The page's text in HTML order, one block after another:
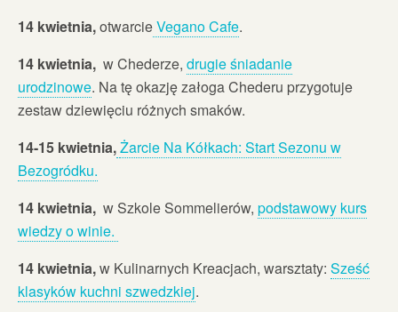
14 kwietnia,otwarcieVegano Cafe.
14 kwietnia, w Chederze, drugie śniadanie
urodzinowe. Na tę okazję załoga Chederu przygotuje
zestaw dziewięciu różnych smaków.
14-15 kwietnia,Żarcie Na Kółkach: Start Sezonu w
Bezogródku.
14 kwietnia, w Szkole Sommelierów, podstawowy kurs
wiedzy o winie.
14 kwietnia,w Kulinarnych Kreacjach, warsztaty: Sześć
klasyków kuchni szwedzkiej.